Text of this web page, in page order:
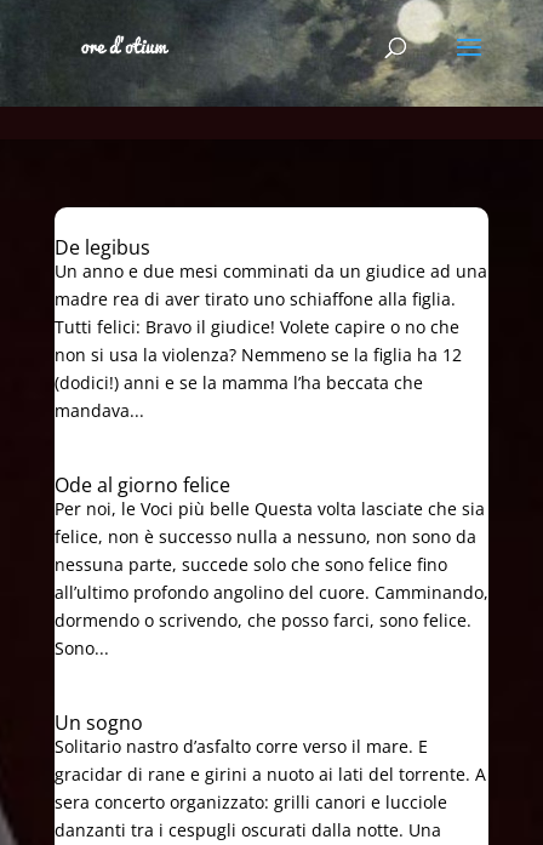
De legibus
Un anno e due mesi comminati da un giudice ad una
madre rea di aver tirato uno schiaffone alla figlia.
Tutti felici: Bravo il giudice! Volete capire o no che
non si usa la violenza? Nemmeno se la figlia ha 12
(dodici!) anni e se la mamma l’ha beccata che
mandava...
Ode al giorno felice
Per noi, le Voci più belle Questa volta lasciate che sia
felice, non è successo nulla a nessuno, non sono da
nessuna parte, succede solo che sono felice fino
all’ultimo profondo angolino del cuore. Camminando,
dormendo o scrivendo, che posso farci, sono felice.
Sono...
Un sogno
Solitario nastro d’asfalto corre verso il mare. E
gracidar di rane e girini a nuoto ai lati del torrente. A
sera concerto organizzato: grilli canori e lucciole
danzanti tra i cespugli oscurati dalla notte. Una